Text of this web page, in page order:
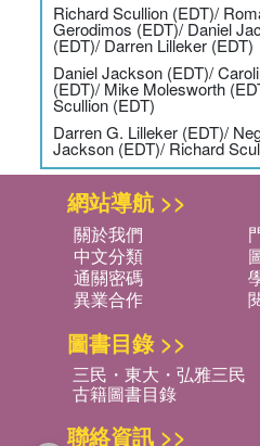
Richard Scullion (EDT)/
Gerodimos (EDT)/ Daniel
(EDT)/ Darren Lilleker (EDT)
Daniel Jackson (EDT)/
(EDT)/ Mike Molesworth
Scullion (EDT)
Darren G. Lilleker (EDT)/
Jackson (EDT)/ Richard
網站導航 >>
關於我們
中文分類
通關密碼
異業合作
圖書目錄 >>
三民・東大・弘雅三民
古籍圖書目錄
聯絡資訊 >>